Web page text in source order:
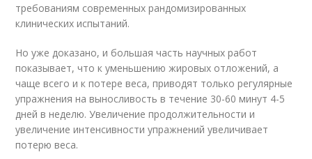
требованиям современных рандомизированных
клинических испытаний.
Но уже доказано, и большая часть научных работ
показывает, что к уменьшению жировых отложений, а
чаще всего и к потере веса, приводят только регулярные
упражнения на выносливость в течение 30-60 минут 4-5
дней в неделю. Увеличение продолжительности и
увеличение интенсивности упражнений увеличивает
потерю веса.